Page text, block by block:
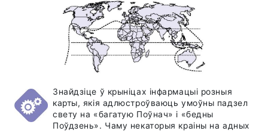
Знайдзіце ў крыніцах інфармацыі розныя
карты, якія адлюстроўваюць умоўны падзел
свету на «багатую Поўнач» і «бедны
Поўдзень». Чаму некаторыя краіны на адных